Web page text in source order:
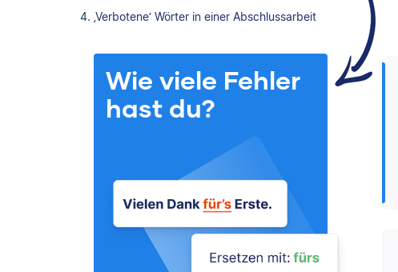
‚Verbotene‘ Wörter in einer Abschlussarbeit
Wie viele Fehler
hast du?